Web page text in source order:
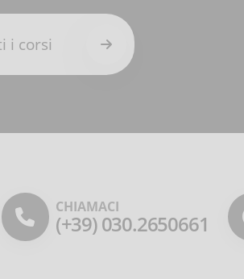
i corsi
CHIAMACI
(+39) 030.2650661